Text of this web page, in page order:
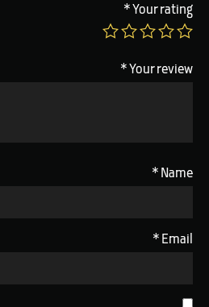
Your rating
*
Your review
*
Name
*
Email
*